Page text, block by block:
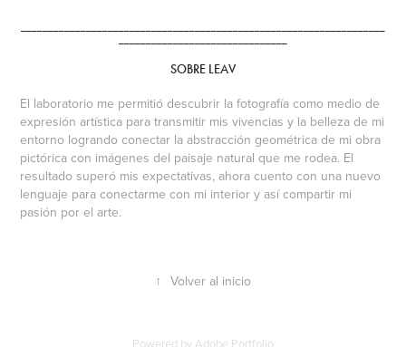
SOBRE LEAV
El laboratorio me permitió descubrir la fotografía como medio de
expresión artística para transmitir mis vivencias y la belleza de mi
entorno logrando conectar la abstracción geométrica de mi obra
pictórica con imágenes del paisaje natural que me rodea. El
resultado superó mis expectativas, ahora cuento con una nuevo
lenguaje para conectarme con mi interior y así compartir mi
pasión por el arte.
↑ Volver al inicio
Powered by Adobe Portfolio